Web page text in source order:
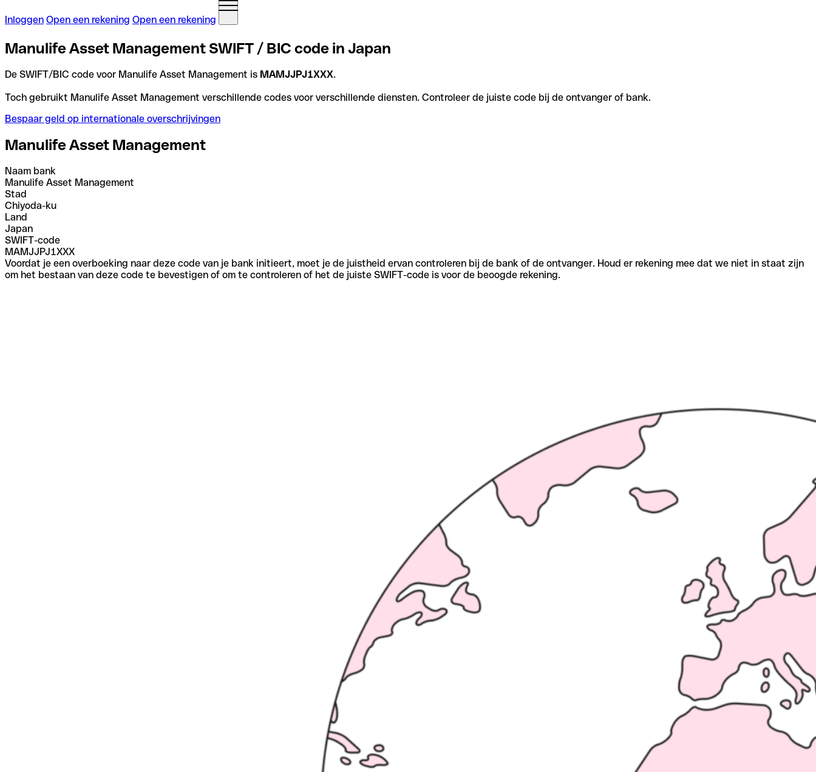
Inloggen Open een rekening Open een rekening
Manulife Asset Management SWIFT / BIC code in Japan
De SWIFT/BIC code voor Manulife Asset Management is MAMJJPJ1XXX.
Toch gebruikt Manulife Asset Management verschillende codes voor verschillende diensten. Controleer de juiste code bij de ontvanger of bank.
Bespaar geld op internationale overschrijvingen
Manulife Asset Management
Naam bank
Manulife Asset Management
Stad
Chiyoda-ku
Land
Japan
SWIFT-code
MAMJJPJ1XXX
Voordat je een overboeking naar deze code van je bank initieert, moet je de juistheid ervan controleren bij de bank of de ontvanger. Houd er rekening mee dat we niet in staat zijn
om het bestaan van deze code te bevestigen of om te controleren of het de juiste SWIFT-code is voor de beoogde rekening.